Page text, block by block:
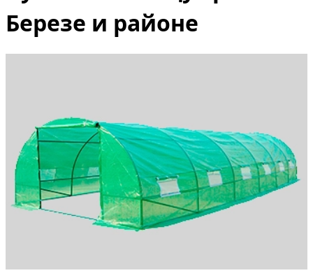
Березе и районе